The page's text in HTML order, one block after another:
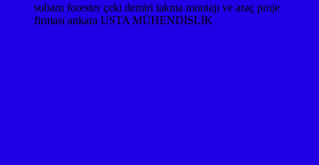
subaru forester çeki demiri takma montajı ve araç proje
firması ankara USTA MÜHENDİSLİK